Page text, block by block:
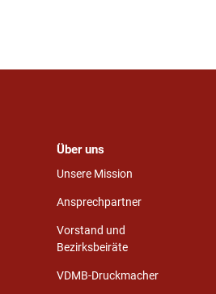
Über uns
Unsere Mission
Ansprechpartner
Vorstand und
Bezirksbeiräte
VDMB-Druckmacher